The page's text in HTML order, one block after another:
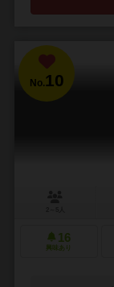
No. 10
16
興味あり